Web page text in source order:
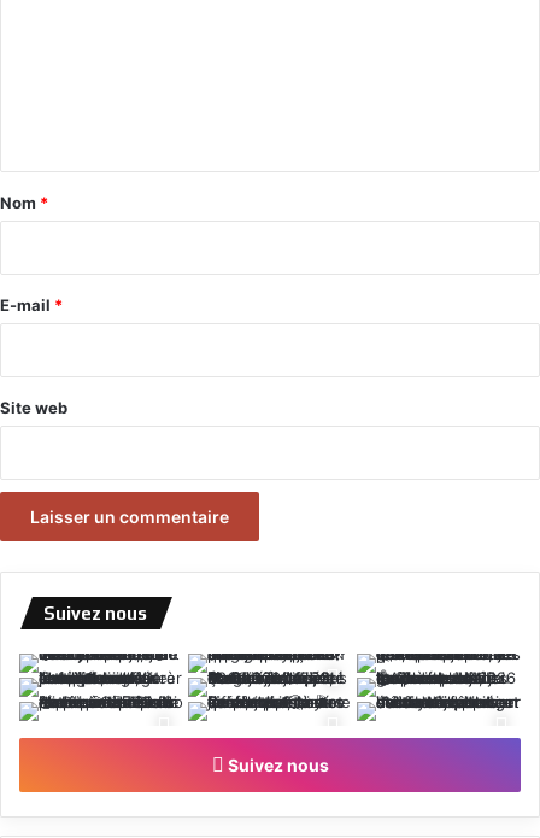
a
e
Nom *
E-mail *
Site web
Suivez nous
Suivez nous